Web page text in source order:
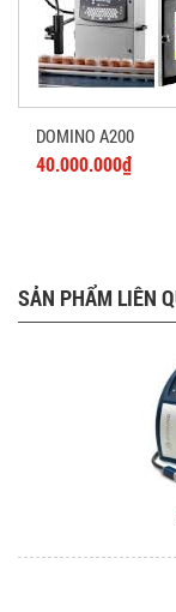
DOMINO A200
40.000.000₫
SẢN PHẨM LIÊN